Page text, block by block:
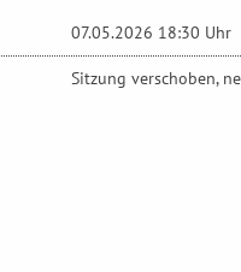
07.05.2026 18:30 Uhr
Sitzung verschoben,